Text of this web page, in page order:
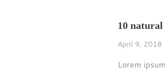
10
April 9, 2018
Lorem